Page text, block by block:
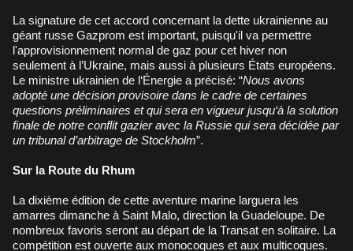
La signature de cet accord concernant la dette ukrainienne au
géant russe Gazprom est important, puisqu'il va permettre
l'approvisionnement normal de gaz pour cet hiver non
seulement à l’Ukraine, mais aussi à plusieurs États européens.
Le ministre ukrainien de l‘Énergie a précisé: “Nous avons
adopté une décision provisoire dans le cadre de certaines
questions préliminaires et qui sera en vigueur jusqu‘à la solution
finale de notre conflit gazier avec la Russie qui sera décidée par
un tribunal d’arbitrage de Stockholm”.
Sur la Route du Rhum
La dixième édition de cette aventure marine larguera les
amarres dimanche à Saint Malo, direction la Guadeloupe. De
nombreux favoris seront au départ de la Transat en solitaire. La
compétition est ouverte aux monocoques et aux multicoques.